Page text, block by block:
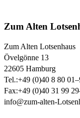
Zum Alten
Zum Alten Lotsenhaus
Övelgönne 13
22605 Hamburg
Tel.:+49 (0)40 8 80
Fax:+49 (0)40 31 99
info@zum-alten-